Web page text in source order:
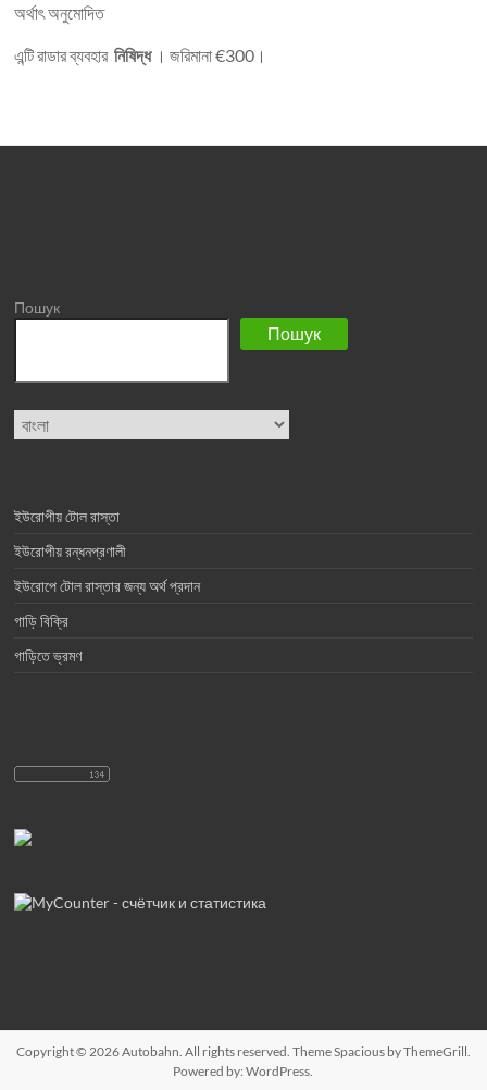
অর্থাৎ অনুমোদিত
এন্টি রাডার ব্যবহারনিষিদ্ধ। জরিমানা €300।
Пошук
Пошук
Choose
a
ইউরোপীয় টোল রাস্তা
ইউরোপীয় রন্ধনপ্রণালী
ইউরোপে টোল রাস্তার জন্য অর্থ প্রদান
গাড়ি বিক্রি
গাড়িতে ভ্রমণ
Copyright © 2026Autobahn . All rights reserved. ThemeSpaciousby ThemeGrill.
Powered by:WordPress